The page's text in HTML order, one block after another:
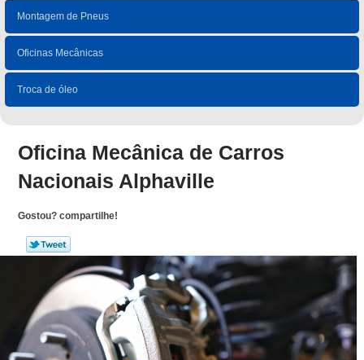
Montagem de Pneus
Oficinas Mecânicas
Troca de óleo
Oficina Mecânica de Carros
Nacionais Alphaville
Gostou? compartilhe!